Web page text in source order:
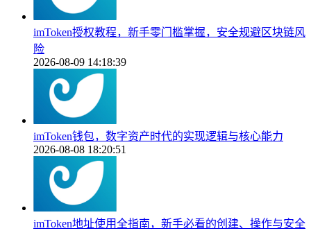
imToken授权教程，新手零门槛掌握，安全规避区块链风
险
2026-08-09 14:18:39
imToken钱包，数字资产时代的实现逻辑与核心能力
2026-08-08 18:20:51
imToken地址使用全指南，新手必看的创建、操作与安全